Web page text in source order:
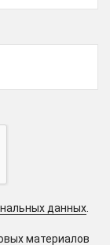
данных.
материалов